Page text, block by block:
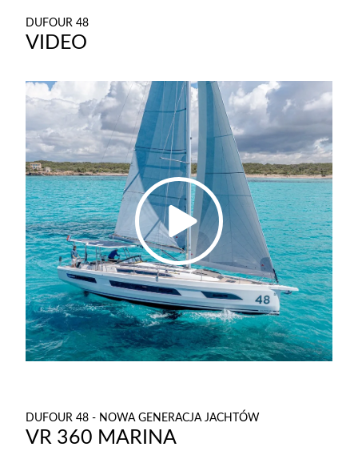
DUFOUR 48
VIDEO
DUFOUR 48 - NOWA GENERACJA JACHTÓW
VR 360 MARINA